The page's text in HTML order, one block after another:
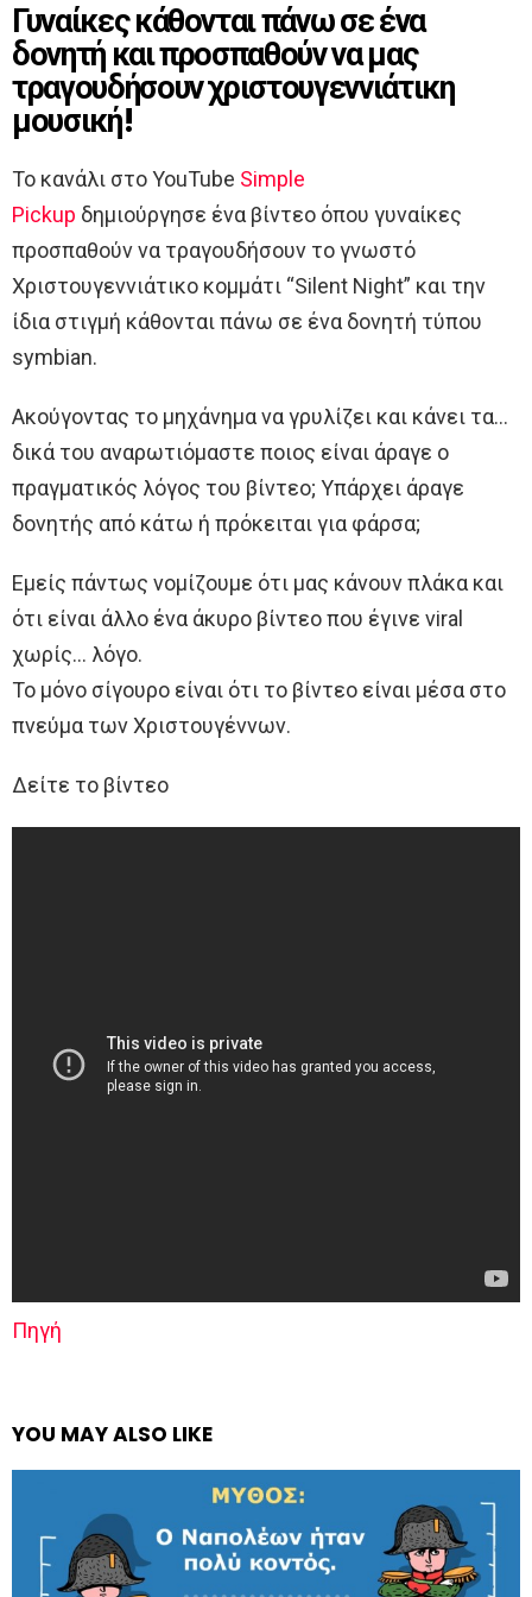
Γυναίκες κάθονται πάνω σε ένα
δονητή και προσπαθούν να μας
τραγουδήσουν χριστουγεννιάτικη
μουσική!
Το κανάλι στο YouTube Simple
Pickup δημιούργησε ένα βίντεο όπου γυναίκες
προσπαθούν να τραγουδήσουν το γνωστό
Χριστουγεννιάτικο κομμάτι “Silent Night” και την
ίδια στιγμή κάθονται πάνω σε ένα δονητή τύπου
symbian.
Ακούγοντας το μηχάνημα να γρυλίζει και κάνει τα…
δικά του αναρωτιόμαστε ποιος είναι άραγε ο
πραγματικός λόγος του βίντεο; Υπάρχει άραγε
δονητής από κάτω ή πρόκειται για φάρσα;
Εμείς πάντως νομίζουμε ότι μας κάνουν πλάκα και
ότι είναι άλλο ένα άκυρο βίντεο που έγινε viral
χωρίς… λόγο.
Το μόνο σίγουρο είναι ότι το βίντεο είναι μέσα στο
πνεύμα των Χριστουγέννων.
Δείτε το βίντεο
Πηγή
YOU MAY ALSO LIKE